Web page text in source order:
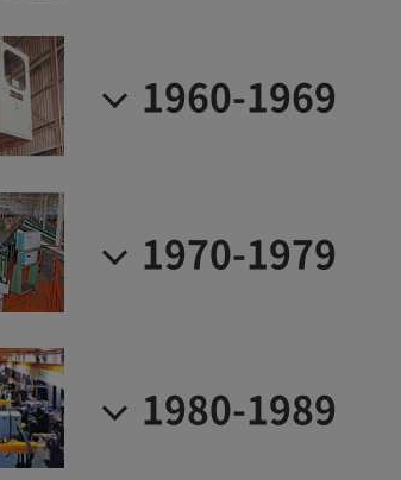
1960-1969
1970-1979
1980-1989